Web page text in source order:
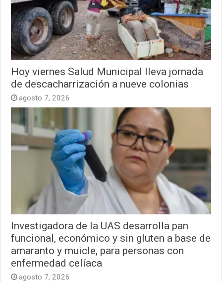
Hoy viernes Salud Municipal lleva jornada
de descacharrización a nueve colonias
agosto 7, 2026
Investigadora de la UAS desarrolla pan
funcional, económico y sin gluten a base de
amaranto y muicle, para personas con
enfermedad celíaca
agosto 7, 2026